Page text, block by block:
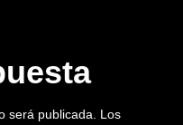
será publicada. Los